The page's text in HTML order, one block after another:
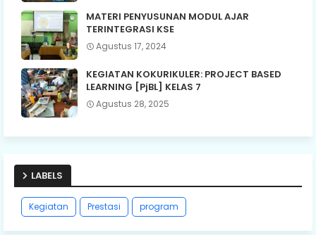
MATERI PENYUSUNAN MODUL AJAR
TERINTEGRASI KSE
Agustus 17, 2024
KEGIATAN KOKURIKULER: PROJECT BASED
LEARNING [PjBL] KELAS 7
Agustus 28, 2025
LABELS
Kegiatan Prestasi program